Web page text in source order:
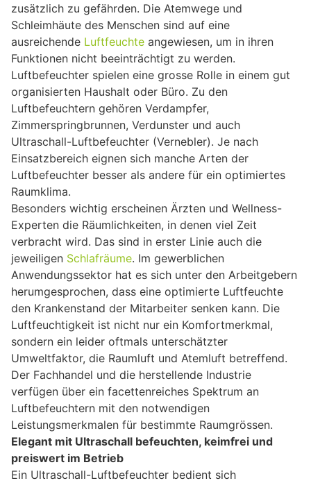
zusätzlich zu gefährden. Die Atemwege und
Schleimhäute des Menschen sind auf eine
ausreichende Luftfeuchte angewiesen, um in ihren
Funktionen nicht beeinträchtigt zu werden.
Luftbefeuchter spielen eine grosse Rolle in einem gut
organisierten Haushalt oder Büro. Zu den
Luftbefeuchtern gehören Verdampfer,
Zimmerspringbrunnen, Verdunster und auch
Ultraschall-Luftbefeuchter (Vernebler). Je nach
Einsatzbereich eignen sich manche Arten der
Luftbefeuchter besser als andere für ein optimiertes
Raumklima.
Besonders wichtig erscheinen Ärzten und Wellness-
Experten die Räumlichkeiten, in denen viel Zeit
verbracht wird. Das sind in erster Linie auch die
jeweiligen Schlafräume. Im gewerblichen
Anwendungssektor hat es sich unter den Arbeitgebern
herumgesprochen, dass eine optimierte Luftfeuchte
den Krankenstand der Mitarbeiter senken kann. Die
Luftfeuchtigkeit ist nicht nur ein Komfortmerkmal,
sondern ein leider oftmals unterschätzter
Umweltfaktor, die Raumluft und Atemluft betreffend.
Der Fachhandel und die herstellende Industrie
verfügen über ein facettenreiches Spektrum an
Luftbefeuchtern mit den notwendigen
Leistungsmerkmalen für bestimmte Raumgrössen.
Elegant mit Ultraschall befeuchten, keimfrei und
preiswert im Betrieb
Ein Ultraschall-Luftbefeuchter bedient sich